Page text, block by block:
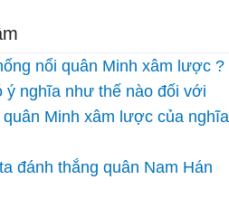
nổi quân Minh xâm lược ?
ý nghĩa như thế nào đối với
Minh xâm lược của nghĩa
đánh thắng quân Nam Hán